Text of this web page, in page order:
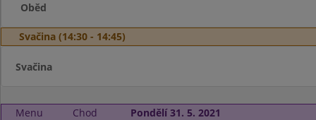
Oběd
Svačina (14:30 - 14:45)
Svačina
Menu Chod
Pondělí 31. 5. 2021